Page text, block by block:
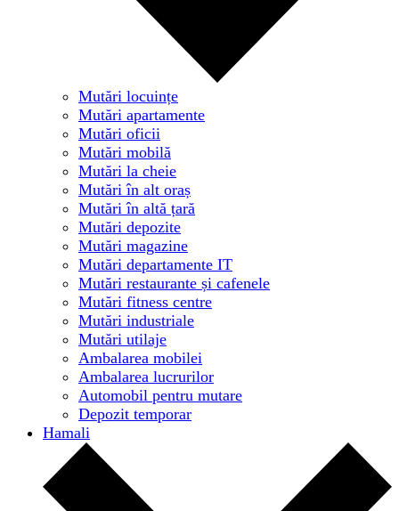
Mutări locuințe
Mutări apartamente
Mutări oficii
Mutări mobilă
Mutări la cheie
Mutări în alt oraș
Mutări în altă țară
Mutări depozite
Mutări magazine
Mutări departamente IT
Mutări restaurante și cafenele
Mutări fitness centre
Mutări industriale
Mutări utilaje
Ambalarea mobilei
Ambalarea lucrurilor
Automobil pentru mutare
Depozit temporar
Hamali